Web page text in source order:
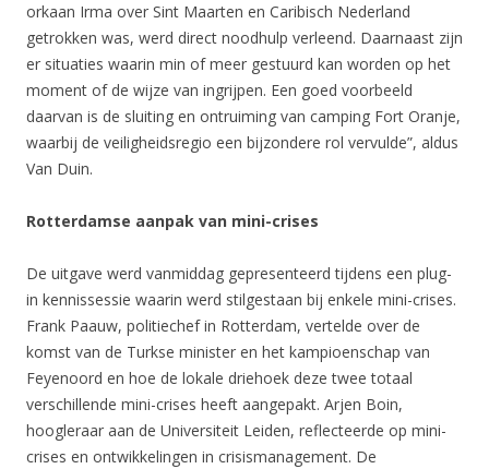
orkaan Irma over Sint Maarten en Caribisch Nederland
getrokken was, werd direct noodhulp verleend. Daarnaast zijn
er situaties waarin min of meer gestuurd kan worden op het
moment of de wijze van ingrijpen. Een goed voorbeeld
daarvan is de sluiting en ontruiming van camping Fort Oranje,
waarbij de veiligheidsregio een bijzondere rol vervulde”, aldus
Van Duin.
Rotterdamse aanpak van mini-crises
De uitgave werd vanmiddag gepresenteerd tijdens een plug-
in kennissessie waarin werd stilgestaan bij enkele mini-crises.
Frank Paauw, politiechef in Rotterdam, vertelde over de
komst van de Turkse minister en het kampioenschap van
Feyenoord en hoe de lokale driehoek deze twee totaal
verschillende mini-crises heeft aangepakt. Arjen Boin,
hoogleraar aan de Universiteit Leiden, reflecteerde op mini-
crises en ontwikkelingen in crisismanagement. De